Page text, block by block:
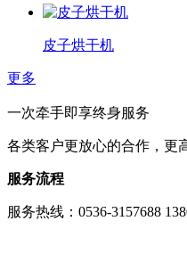
皮子烘干机
更多
一次牵手即享终身服务
各类客户更放心的合作，更
服务流程
服务热线：0536-3157688